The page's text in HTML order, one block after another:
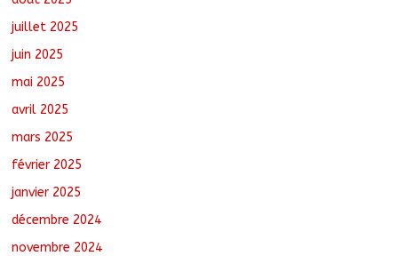
juillet 2025
juin 2025
mai 2025
avril 2025
mars 2025
février 2025
janvier 2025
décembre 2024
novembre 2024